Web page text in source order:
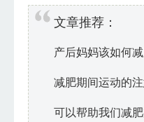
文章推荐：
产后妈妈该如何减
减肥期间运动的
可以帮助我们减